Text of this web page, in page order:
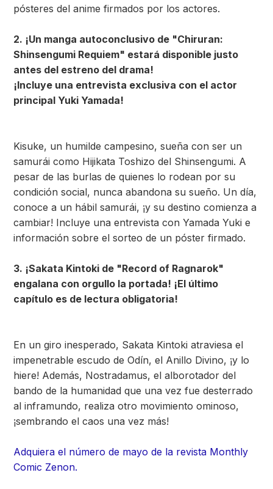
pósteres del anime firmados por los actores.
2. ¡Un manga autoconclusivo de "Chiruran:
Shinsengumi Requiem" estará disponible justo
antes del estreno del drama!
¡Incluye una entrevista exclusiva con el actor
principal Yuki Yamada!
Kisuke, un humilde campesino, sueña con ser un
samurái como Hijikata Toshizo del Shinsengumi. A
pesar de las burlas de quienes lo rodean por su
condición social, nunca abandona su sueño. Un día,
conoce a un hábil samurái, ¡y su destino comienza a
cambiar! Incluye una entrevista con Yamada Yuki e
información sobre el sorteo de un póster firmado.
3. ¡Sakata Kintoki de "Record of Ragnarok"
engalana con orgullo la portada! ¡El último
capítulo es de lectura obligatoria!
En un giro inesperado, Sakata Kintoki atraviesa el
impenetrable escudo de Odín, el Anillo Divino, ¡y lo
hiere! Además, Nostradamus, el alborotador del
bando de la humanidad que una vez fue desterrado
al inframundo, realiza otro movimiento ominoso,
¡sembrando el caos una vez más!
Adquiera el número de mayo de la revista Monthly
Comic Zenon.